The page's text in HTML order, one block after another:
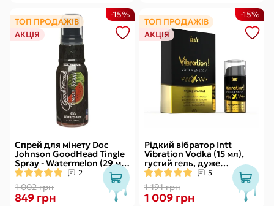
ТОП ПРОДАЖІВ
АКЦІЯ
Спрей для мінету Doc
Johnson GoodHead Tingle
Spray - Watermelon (29 мл)
зі стимулювальним
ефектом
2
1 002 грн
-15%
849 грн
ТОП ПРОДАЖІВ
АКЦІЯ
Рідкий вібратор Intt
Vibration Vodka (15 мл),
густий гель, дуже
смачний, діє до 30 хвилин
5
1 191 грн
-15%
1 009 грн